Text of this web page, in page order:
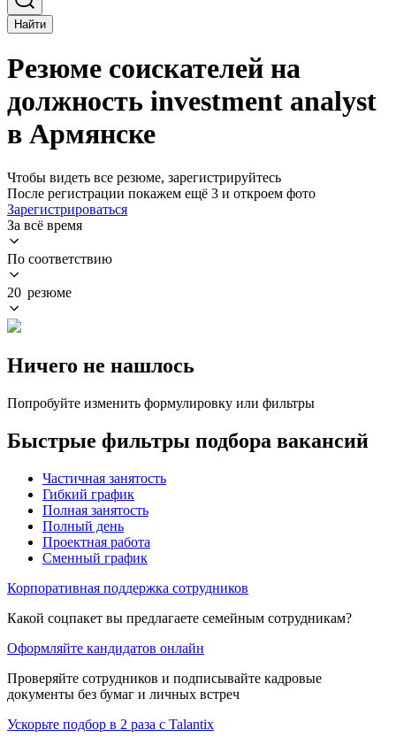
Найти
Резюме соискателей на
должность investment analyst
в Армянске
Чтобы видеть все резюме, зарегистрируйтесь
После регистрации покажем ещё 3 и откроем фото
Зарегистрироваться
За всё время
По соответствию
20 резюме
Ничего не нашлось
Попробуйте изменить формулировку или фильтры
Быстрые фильтры подбора вакансий
Частичная занятость
Гибкий график
Полная занятость
Полный день
Проектная работа
Сменный график
Корпоративная поддержка сотрудников
Какой соцпакет вы предлагаете семейным сотрудникам?
Оформляйте кандидатов онлайн
Проверяйте сотрудников и подписывайте кадровые
документы без бумаг и личных встреч
Ускорьте подбор в 2 раза с Talantix